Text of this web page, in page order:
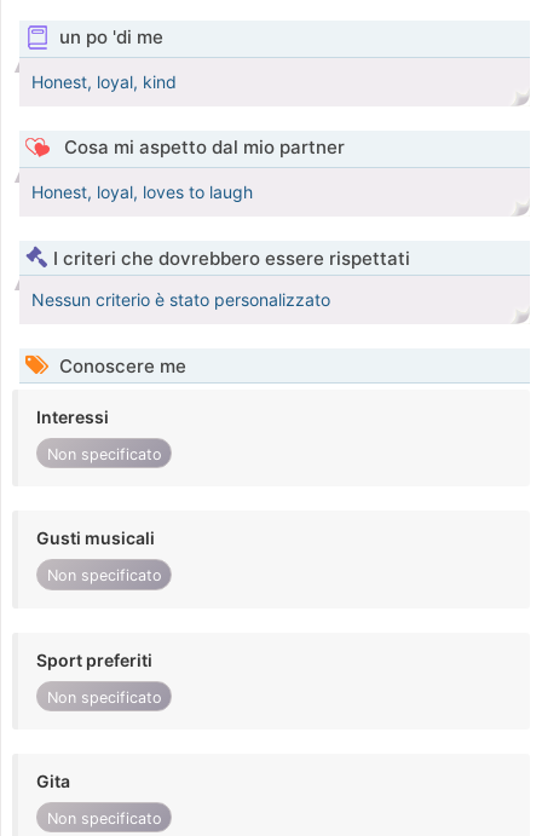
un po 'di me
Honest, loyal, kind
Cosa mi aspetto dal mio partner
Honest, loyal, loves to laugh
I criteri che dovrebbero essere rispettati
Nessun criterio è stato personalizzato
Conoscere me
Interessi
Non specificato
Gusti musicali
Non specificato
Sport preferiti
Non specificato
Gita
Non specificato